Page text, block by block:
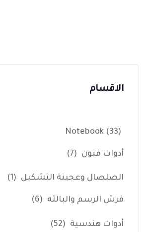
الاقسام
Notebook (33)
أدوات فنون (7)
الصلصال وعجينة التشكيل (1)
فرش الرسم والبالته (6)
أدوات هندسية (52)